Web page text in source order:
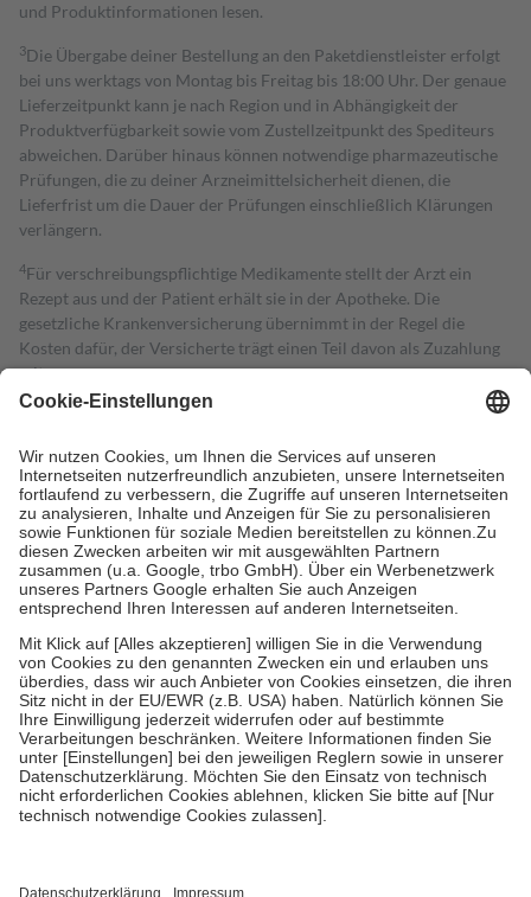
und Produktinformationen lesen.
3Die Übergabe deiner Bestellung an den Paketdienstleister erfolgt
bei uns werktags von Montag bis Freitag bis 18:00 Uhr. Der genaue
Lieferzeitpunkt kann je nach Region und in Abhängigkeit der
Produktverfügbarkeit sowie vom Zustellzeitpunkt des Spediteurs
abweichen. Darüber hinaus können notwendige pharmazeutische
Prüfungen, die zu deiner Arzneimittelsicherheit dienen, die
Lieferfrist um die Dauer der Prüfungen einschließlich Klärungen
verlängern.
4Für verschreibungspflichtige Medikamente stellt der Arzt ein
Rezept aus und der Patient erhält sie in der Apotheke. Die
gesetzliche Krankenversicherung übernimmt in der Regel die
Kosten dafür, der Versicherte trägt einen Teil davon als Zuzahlung
mit.
Grundsätzlich leisten Mitglieder Zuzahlungen in Höhe von zehn
höchstens zehn Euro.
Es sind jedoch nie mehr als die tatsächlichen
Kosten der Leistung zu entrichten.
Diese Regeln gelten grundsätzlich auch für Online-Apotheken.
Bei Heilmitteln und häuslicher Krankenpflege beträgt die
Zuzahlung zehn Prozent der Kosten sowie zehn Euro je
Verordnung.
Um das Engagement der Versicherten für ihre eigene Gesundheit zu
stärken und die besondere Stellung der Familie zu unterstützen,
fallenkeine Zuzahlungenan bei:
• Kindern und Jugendlichen bis zum vollendeten 18. Lebensjahr
mit Ausnahme der Fahrkosten
• Untersuchungen zur Vorsorge und Früherkennung, die von der
GKV getragen werden
• empfohlenen Schutzimpfungen
• Harn- und Blutteststreifen
getroffen, um sicherzustellen, dass es sich um echte Bewertungen